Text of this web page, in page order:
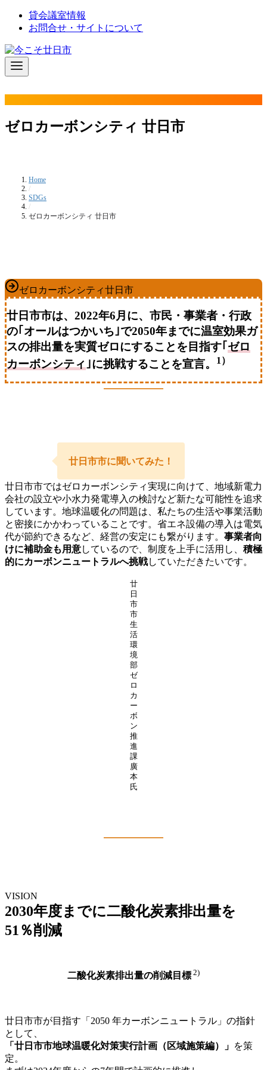
ン
ツ
へ
貸会議室情報
お問合せ・サイトについて
ゼロカーボンシティ 廿日市
Home
/
SDGs
/
ゼロカーボンシティ 廿日市
ゼロカーボンシティ廿日市
廿日市市は、2022年6月に、市民・事業者・行政
の｢オールはつかいち｣で2050年までに温室効果ガ
スの排出量を実質ゼロにすることを目指す｢ ゼロ
カーボンシティ ｣に挑戦することを宣言。 1）
廿日市市に聞いてみた！
廿日市市ではゼロカーボンシティ実現に向けて、地域新電力
会社の設立や小水力発電導入の検討など新たな可能性を追求
しています。地球温暖化の問題は、私たちの生活や事業活動
と密接にかかわっていることです。省エネ設備の導入は電気
代が節約できるなど、経営の安定にも繋がります。 事業者向
けに補助金も用意しているので、制度を上手に活用し、 積極
的にカーボンニュートラルへ挑戦していただきたいです。
廿
日
市
市
生
活
環
境
部
ゼ
ロ
カ
ー
ボ
ン
推
進
課
廣
本
氏
VISION
2030年度までに二酸化炭素排出量を
51％削減
二酸化炭素排出量の削減目標 2)
廿日市市が目指す「2050 年カーボンニュートラル」の指針
として、
「廿日市市地球温暖化対策実行計画（区域施策編）」 を策
定。